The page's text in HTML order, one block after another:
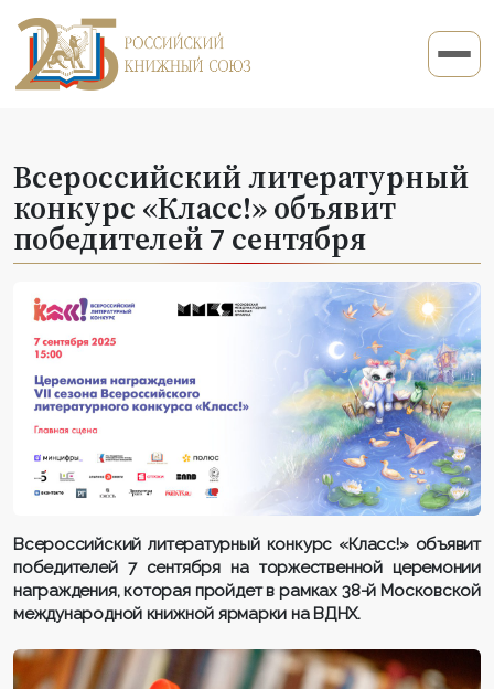
Всероссийский литературный
конкурс «Класс!» объявит
победителей 7 сентября
Всероссийский литературный конкурс «Класс!» объявит
победителей 7 сентября на торжественной церемонии
награждения, которая пройдет в рамках 38-й Московской
международной книжной ярмарки на ВДНХ.